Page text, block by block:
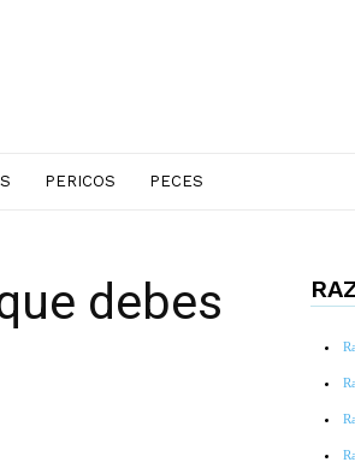
PERICOS PECES
debes